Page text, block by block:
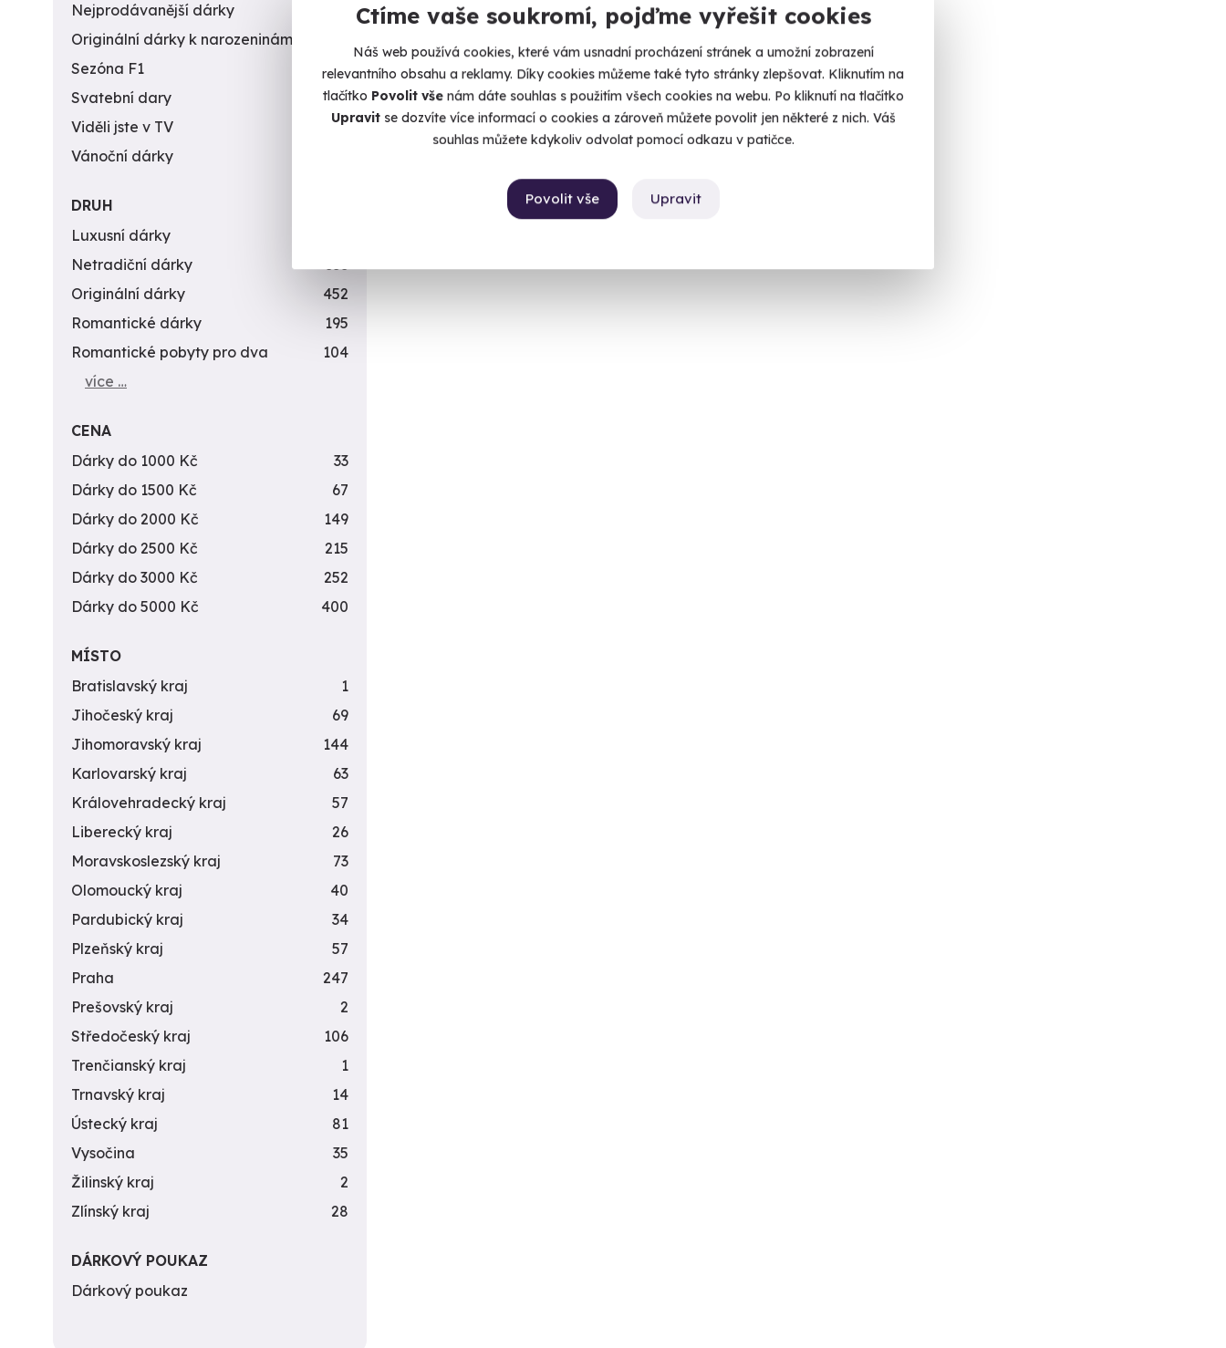
Ctíme vaše soukromí, pojďme vyřešit cookies
Náš web používá cookies, které vám usnadní procházení stránek a umožní zobrazení
relevantního obsahu a reklamy. Díky cookies můžeme také tyto stránky zlepšovat. Kliknutím na
tlačítko Povolit vše nám dáte souhlas s použitím všech cookies na webu. Po kliknutí na tlačítko
Upravitse dozvíte více informací o cookies a zároveň můžete povolit jen některé z nich. Váš
souhlas můžete kdykoliv odvolat pomocí odkazu v patičce.
Upravit
Povolit vše
Nejprodávanější dárky
Originální dárky k narozeninám
Sezóna F1
4
Svatební dary
196
Viděli jste v TV
31
Vánoční dárky
DRUH
Luxusní dárky
Netradiční dárky
353
Originální dárky
452
Romantické dárky
195
Romantické pobyty pro dva
104
více …
CENA
Dárky do 1000 Kč
33
Dárky do 1500 Kč
67
Dárky do 2000 Kč
149
Dárky do 2500 Kč
215
Dárky do 3000 Kč
252
Dárky do 5000 Kč
400
MÍSTO
Bratislavský kraj
1
Jihočeský kraj
69
Jihomoravský kraj
144
Karlovarský kraj
63
Královehradecký kraj
57
Liberecký kraj
26
Moravskoslezský kraj
73
Olomoucký kraj
40
Pardubický kraj
34
Plzeňský kraj
57
Praha
247
Prešovský kraj
2
Středočeský kraj
106
Trenčianský kraj
1
Trnavský kraj
14
Ústecký kraj
81
Vysočina
35
Žilinský kraj
2
Zlínský kraj
28
DÁRKOVÝ POUKAZ
Dárkový poukaz